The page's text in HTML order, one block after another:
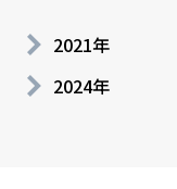
2021年
2024年